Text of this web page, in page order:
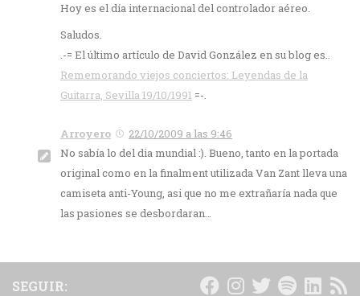
Hoy es el día internacional del controlador aéreo.
Saludos.
.-= El último artículo de David González en su blog es..
Rememorando viejos conciertos: Leyendas de la
Guitarra, Sevilla 19/10/1991 =-.
Arroyero
22/10/2009 a las 9:46
No sabía lo del dia mundial :). Bueno, tanto en la portada
original como en la finalment utilizada Van Zant lleva una
camiseta anti-Young, asi que no me extrañaría nada que
las pasiones se desbordaran…
SEGUIR: